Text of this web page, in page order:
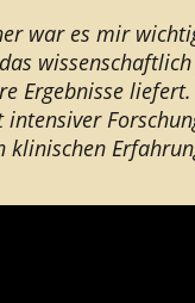
war es mir
Ergebnisse
intensiver
klinischen